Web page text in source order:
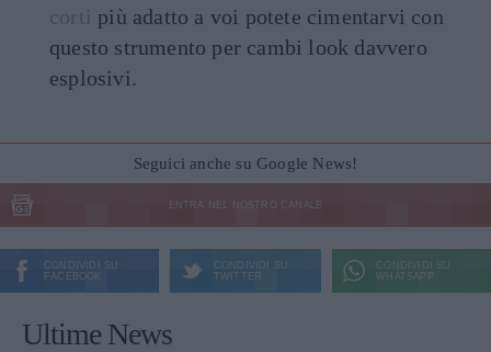
corti più adatto a voi potete cimentarvi con
questo strumento per cambi look davvero
esplosivi.
Seguici anche su Google News!
ENTRA NEL NOSTRO CANALE
CONDIVIDI SU
FACEBOOK
CONDIVIDI SU
TWITTER
CONDIVIDI SU
WHATSAPP
Ultime News